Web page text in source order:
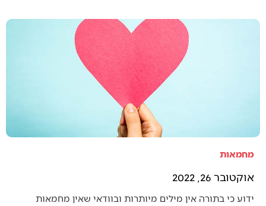
מחמאות
אוקטובר 26, 2022
ידוע כי בתורה אין מילים מיותרות ובוודאי שאין מחמאות